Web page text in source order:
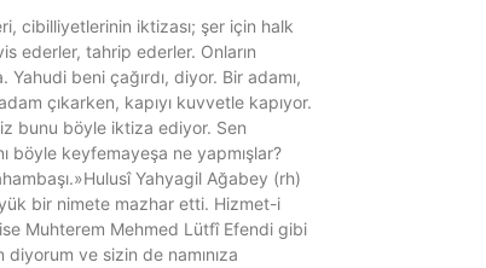
cibilliyetlerinin iktizası; şer için halk
ederler, tahrip ederler. Onların
beni çağırdı, diyor. Bir adamı,
çıkarken, kapıyı kuvvetle kapıyor.
bunu böyle iktiza ediyor. Sen
böyle keyfemayeşa ne yapmışlar?
Yahyagil Ağabey (rh)
bir nimete mazhar etti. Hizmet-i
Muhterem Mehmed Lütfî Efendi gibi
ve sizin de namınıza